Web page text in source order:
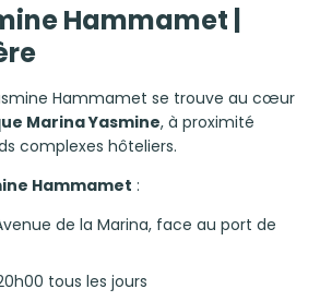
Hammamet |
Hammamet se trouve au cœur
Marina Yasmine, à proximité
complexes hôteliers.
Hammamet :
de la Marina, face au port de
tous les jours